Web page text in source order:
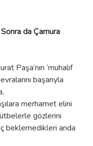
da Çamura
Paşa’nın ‘muhalif
başarıyla
merhamet elini
gözlerini
beklemedikleri anda